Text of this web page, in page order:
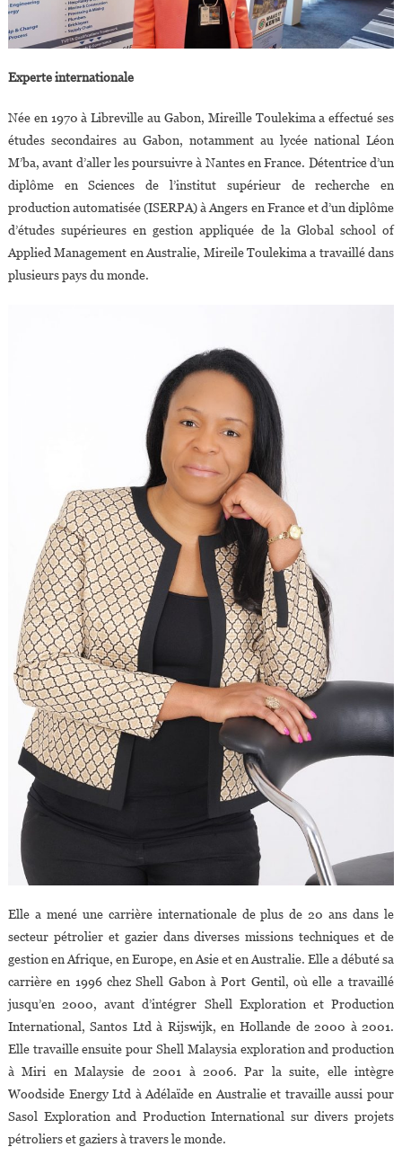
Experte internationale
Née en 1970 à Libreville au Gabon, Mireille Toulekima a effectué ses
études secondaires au Gabon, notamment au lycée national Léon
M’ba, avant d’aller les poursuivre à Nantes en France. Détentrice d’un
diplôme en Sciences de l’institut supérieur de recherche en
production automatisée (ISERPA) à Angers en France et d’un diplôme
d’études supérieures en gestion appliquée de la Global school of
Applied Management en Australie, Mireile Toulekima a travaillé dans
plusieurs pays du monde.
Elle a mené une carrière internationale de plus de 20 ans dans le
secteur pétrolier et gazier dans diverses missions techniques et de
gestion en Afrique, en Europe, en Asie et en Australie. Elle a débuté sa
carrière en 1996 chez Shell Gabon à Port Gentil, où elle a travaillé
jusqu’en 2000, avant d’intégrer Shell Exploration et Production
International, Santos Ltd à Rijswijk, en Hollande de 2000 à 2001.
Elle travaille ensuite pour Shell Malaysia exploration and production
à Miri en Malaysie de 2001 à 2006. Par la suite, elle intègre
Woodside Energy Ltd à Adélaïde en Australie et travaille aussi pour
Sasol Exploration and Production International sur divers projets
pétroliers et gaziers à travers le monde.